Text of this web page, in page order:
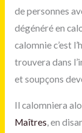
de personnes
dégénéré en
calomnie c’est
trouvera dans
et soupçons
Il calomniera
Maîtres, en